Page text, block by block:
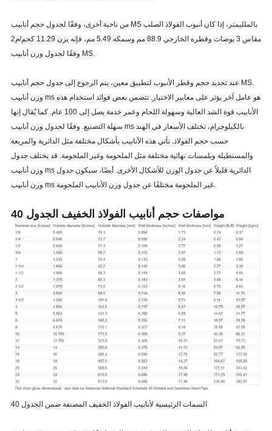
من ناحية أخرى، وفقًا لجدول حجم أنابيب MS بالملليمتر، إذا كان أنبوب الفولاذ الصلب
مقاس 3 بوصات وقطره الخارجي 88.9 مم وسمكه 5.49 مم، فإنه يزن 11.29 كجم/م2
وفقًا لجدول وزن أنابيب MS.
عند تحديد حجم وقطر الأنبوب لتطبيق معين، يتم الرجوع إلى جدول حجم أنابيب MS.
وزن أنابيب ms هو عامل آخر يؤثر على معايير الاختيار. تتضمن بعض فوائد استخدام هذه
الأنابيب قوة الشد العالية وسهولة اللحام وعمر خدمة يصل إلى 100 عام. كما يُقال إنها
سهلة التصنيع. وفقًا لجدول وزن أنابيب ms بالكيلوجرام، تختلف الأسعار في الهند
حسب حجم الفولاذ. تأتي هذه الأنابيب بأشكال مختلفة مثل الدائرية والمربعة
والمستطيلة وبلمسات نهائية مختلفة مثل الملحومة وغير الملحومة. قد يختلف جدول
وزن أنابيب ms الدائرية قليلاً عن جدول الوزن للأشكال الأخرى. أيضًا، سيكون جدول
وزن أنابيب ms غير الملحومة مختلفًا عن جدول وزن الأنابيب الملحومة.
مواصفات حجم أنابيب الفولاذ الخفيف الجدول 40
السمات الرئيسية لأنابيب الفولاذ الخفيف المصنفة ضمن الجدول 40